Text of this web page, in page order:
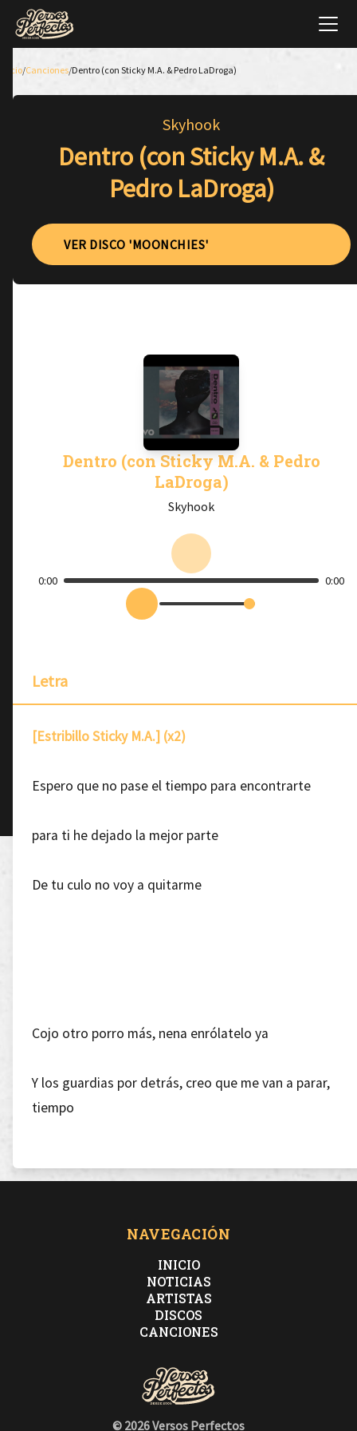
Inicio/Canciones/Dentro (con Sticky M.A. & Pedro LaDroga)
Skyhook
Dentro (con Sticky M.A. &
Pedro LaDroga)
VER DISCO 'MOONCHIES'
Dentro (con Sticky M.A. & Pedro
LaDroga)
Skyhook
0:00 0:00
Letra
[Estribillo Sticky M.A.] (x2)
Espero que no pase el tiempo para encontrarte
para ti he dejado la mejor parte
De tu culo no voy a quitarme
Cojo otro porro más, nena enrólatelo ya
Y los guardias por detrás, creo que me van a parar,
tiempo
En cuanto doblen la esquina y yo esquive esa ruina
Lleva un gramo dentro del bolso Ferragamo
NAVEGACIÓN
INICIO
NOTICIAS
ARTISTAS
DISCOS
CANCIONES
© 2026 Versos Perfectos